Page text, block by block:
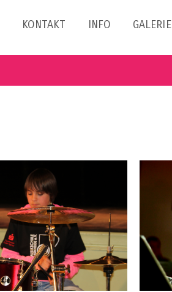
KONTAKT INFO GALERIE